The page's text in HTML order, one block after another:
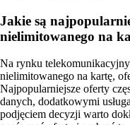
Jakie są
nielimitowanego na
Na rynku
nielimitowanego na kartę,
Najpopularniejsze oferty
danych, dodatkowymi
podjęciem decyzji warto